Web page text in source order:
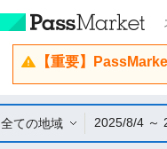
【重要】
全ての地域 2025/8/4 ～